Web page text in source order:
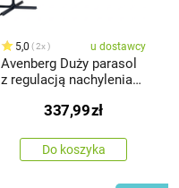
5,0 2x u dostawcy
Avenberg Duży parasol
z regulacją nachylenia
337,99zł
Do koszyka